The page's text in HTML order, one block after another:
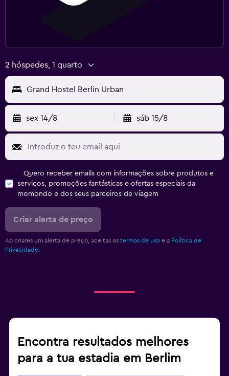
2 hóspedes, 1 quarto
Grand Hostel Berlin Urban
sex 14/8 sáb 15/8
Quero receber emails com informações sobre produtos e
serviços, promoções fantásticas e ofertas especiais da
momondo e dos seus parceiros de viagem
Criar alerta de preço
Ao criares um alerta de preço, aceitas os termos de uso e a Política de
Privacidade.
Encontra resultados melhores
para a tua estadia em Berlim